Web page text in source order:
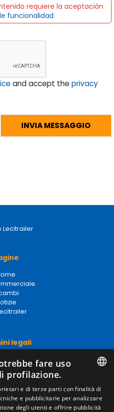
requiere la aceptación
funcionalidad
and accept theprivacy
legali
legale
privacy
sui cookie
di vendita
i cookie
SPANISH
ENGLISH
fare uso
profilazione.
e di terze parti con finalità di
e pubblicitarie per analizzare
degli utenti e offrire pubblicità